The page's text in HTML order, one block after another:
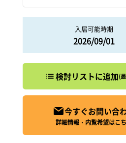
入居可能時期
2026/09/01
検討リストに追加(
今すぐお問い合
詳細情報・内覧希望はこ